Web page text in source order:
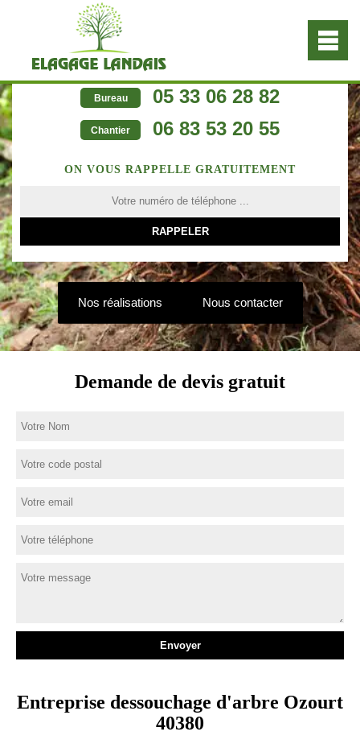
Bureau 05 33 06 28 82
Chantier 06 83 53 20 55
ON VOUS RAPPELLE GRATUITEMENT
Nos réalisations Nous contacter
Demande de devis gratuit
Entreprise dessouchage d'arbre Ozourt
40380